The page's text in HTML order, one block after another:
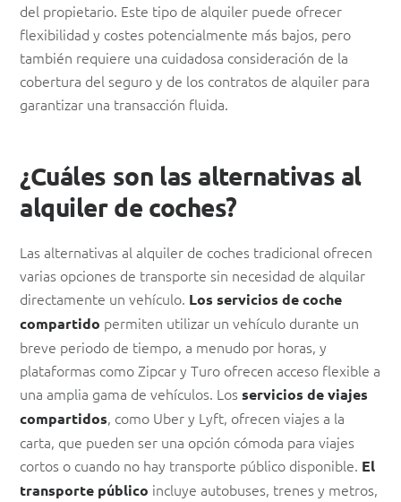
del propietario. Este tipo de alquiler puede ofrecer
flexibilidad y costes potencialmente más bajos, pero
también requiere una cuidadosa consideración de la
cobertura del seguro y de los contratos de alquiler para
garantizar una transacción fluida.
¿Cuáles son las alternativas al
alquiler de coches?
Las alternativas al alquiler de coches tradicional ofrecen
varias opciones de transporte sin necesidad de alquilar
directamente un vehículo. Los servicios de coche
compartido permiten utilizar un vehículo durante un
breve periodo de tiempo, a menudo por horas, y
plataformas como Zipcar y Turo ofrecen acceso flexible a
una amplia gama de vehículos. Los servicios de viajes
compartidos, como Uber y Lyft, ofrecen viajes a la
carta, que pueden ser una opción cómoda para viajes
cortos o cuando no hay transporte público disponible. El
transporte público incluye autobuses, trenes y metros,